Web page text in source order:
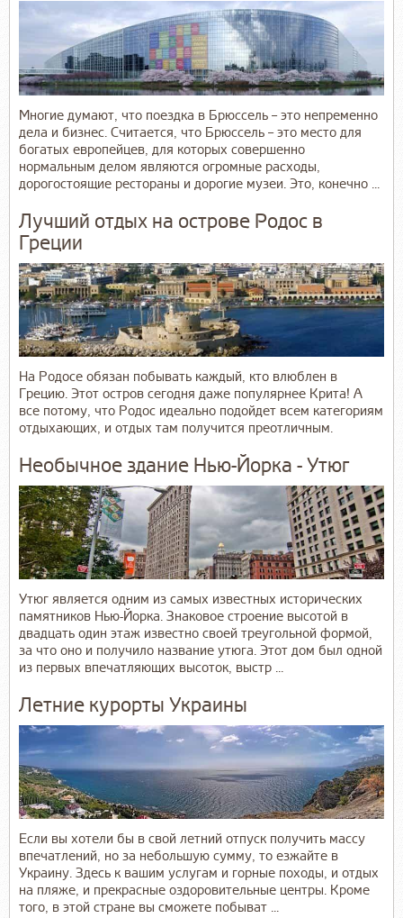
Многие думают, что поездка в Брюссель – это непременно
дела и бизнес. Считается, что Брюссель – это место для
богатых европейцев, для которых совершенно
нормальным делом являются огромные расходы,
дорогостоящие рестораны и дорогие музеи. Это, конечно ...
Лучший отдых на острове Родос в
Греции
На Родосе обязан побывать каждый, кто влюблен в
Грецию. Этот остров сегодня даже популярнее Крита! А
все потому, что Родос идеально подойдет всем категориям
отдыхающих, и отдых там получится преотличным.
Необычное здание Нью-Йорка - Утюг
Утюг является одним из самых известных исторических
памятников Нью-Йорка. Знаковое строение высотой в
двадцать один этаж известно своей треугольной формой,
за что оно и получило название утюга. Этот дом был одной
из первых впечатляющих высоток, выстр ...
Летние курорты Украины
Если вы хотели бы в свой летний отпуск получить массу
впечатлений, но за небольшую сумму, то езжайте в
Украину. Здесь к вашим услугам и горные походы, и отдых
на пляже, и прекрасные оздоровительные центры. Кроме
того, в этой стране вы сможете побыват ...